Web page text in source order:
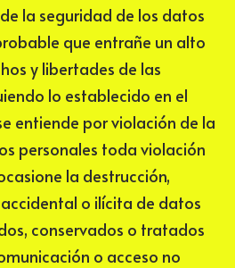
la seguridad de los datos
que entrañe un alto
y libertades de las
lo establecido en el
entiende por violación de la
personales toda violación
la destrucción,
o ilícita de datos
conservados o tratados
o acceso no